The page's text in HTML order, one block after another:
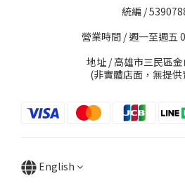
統編 /
營業時間 / 週一至週五
地址 / 高雄市三民區
(非實體店面，無提
English